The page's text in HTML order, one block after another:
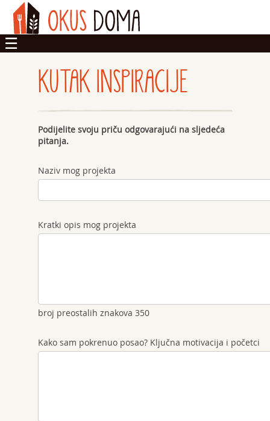
ZADRUGA
KUTAK INSPIRACIJE
Podijelite svoju priču odgovarajući na sljedeća
pitanja.
Naziv mog projekta
Kratki opis mog projekta
broj preostalih znakova 350
Kako sam pokrenuo posao? Ključna motivacija i početci